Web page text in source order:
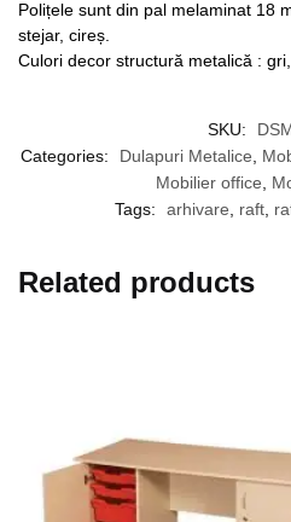
Polițele sunt din pal melaminat 18
stejar, cireș.
Culori decor structură metalică :
SKU:
Categories:
Dulapuri Metalice
Mobilier office
Tags:
arhivare raft
Related products